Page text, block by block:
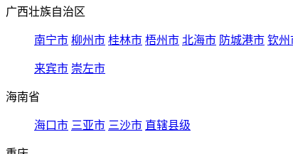
广西壮族自治区
南宁市 柳州市 桂林市 梧州市 北海市 防城港市 钦州
来宾市 崇左市
海南省
海口市 三亚市 三沙市 直辖县级